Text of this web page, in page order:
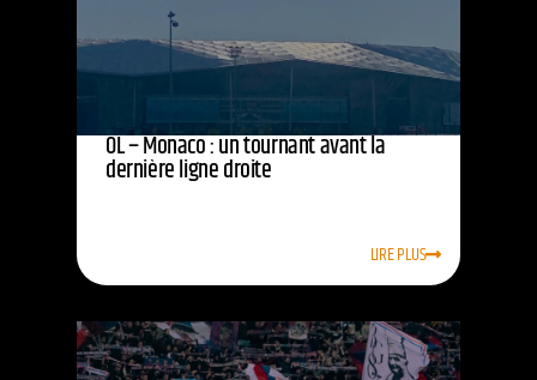
OL – Monaco : un tournant avant la
dernière ligne droite
LIRE PLUS